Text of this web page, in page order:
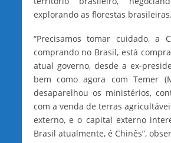
explorando as florestas brasileiras.
“Precisamos tomar cuidado, a
comprando no Brasil, está
atual governo, desde a ex-
bem como agora com Temer
desaparelhou os ministérios,
com a venda de terras
externo, e o capital externo
Brasil atualmente, é Chinês”,